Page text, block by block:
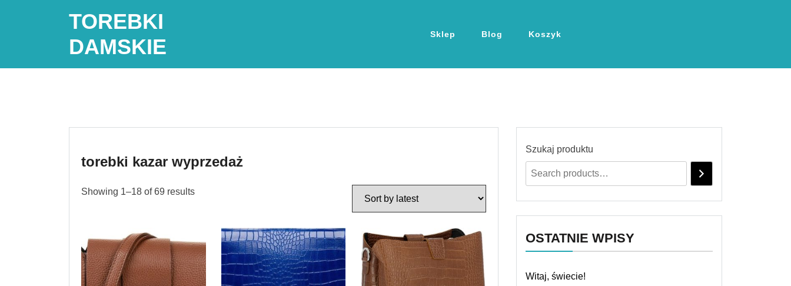
TOREBKI
DAMSKIE
Sklep Blog Koszyk
torebki kazar wyprzedaż
Showing 1–18 of 69 results
Szukaj produktu
OSTATNIE WPISY
Witaj, świecie!